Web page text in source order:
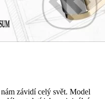
závidí celý svět. Model